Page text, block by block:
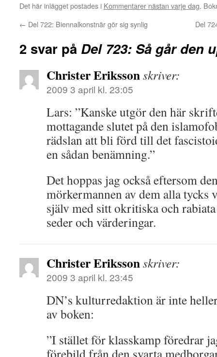
Det här inlägget postades i Kommentarer nästan varje dag.
← Del 722: Biennalkonstnär gör sig synlig Del
2 svar på Del 723: Så går den
Christer Erikssonskriver:
2009 3 april kl. 23:05
Lars: ”Kanske utgör den här
mottagande slutet på den
rädslan att bli förd till det
en sådan benämning.”
Det hoppas jag också eftersom
mörkermannen av dem alla tycks
själv med sitt okritiska och
seder och värderingar.
Christer Erikssonskriver:
2009 3 april kl. 23:45
DN’s kulturredaktion är inte
av boken:
”I stället för klasskamp föredrar
förebild från den svarta